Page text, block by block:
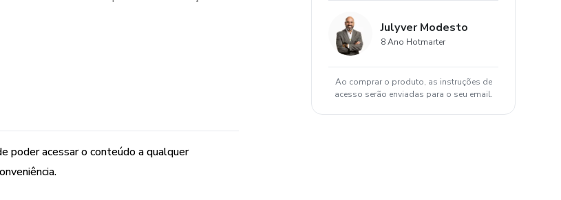
poder acessar o conteúdo a qualquer
Julyver Modesto
8 Ano Hotmarter
Ao comprar o produto, as instruções de
acesso serão enviadas para o seu email.